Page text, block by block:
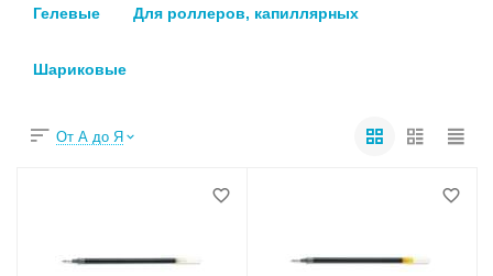
Гелевые Для роллеров, капиллярных
Шариковые
От А до Я